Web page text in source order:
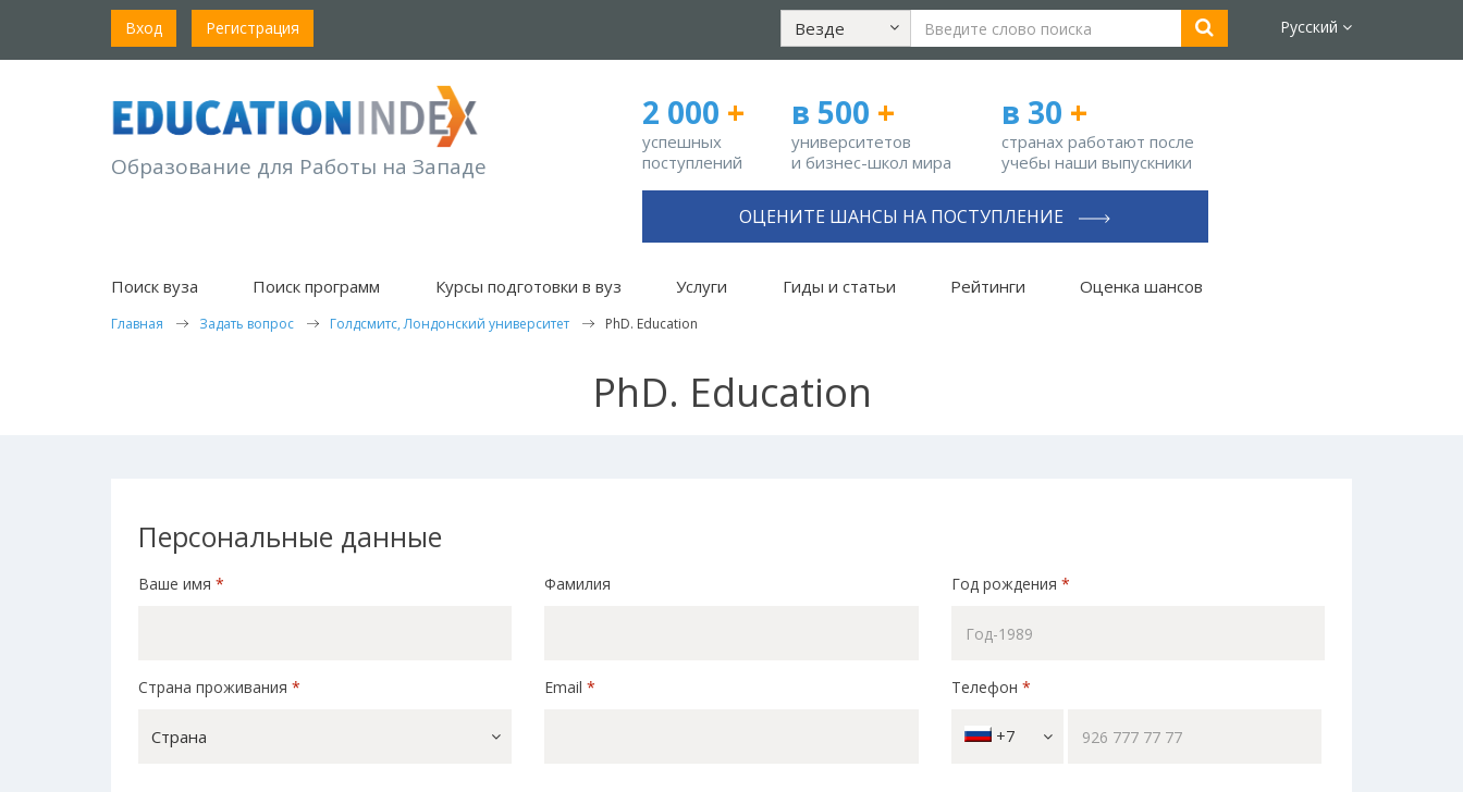
Вход Регистрация Везде Русский
Образование для Работы на Западе
2 000 +
успешных
поступлений
в 500 +
университетов
и бизнес-школ мира
в 30 +
странах работают после
учебы наши выпускники
ОЦЕНИТЕ ШАНСЫ НА ПОСТУПЛЕНИЕ
Поиск вуза Поиск программ Курсы подготовки в вуз Услуги Гиды и статьи Рейтинги Оценка шансов
Главная Задать вопрос Голдсмитс, Лондонский университет PhD. Education
PhD. Education
Персональные данные
Ваше имя * Фамилия Год рождения *
Страна проживания *
Страна
Email* Телефон *
+7